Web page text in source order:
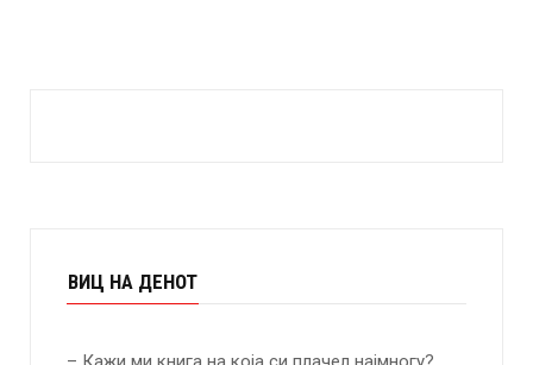
ВИЦ НА ДЕНОТ